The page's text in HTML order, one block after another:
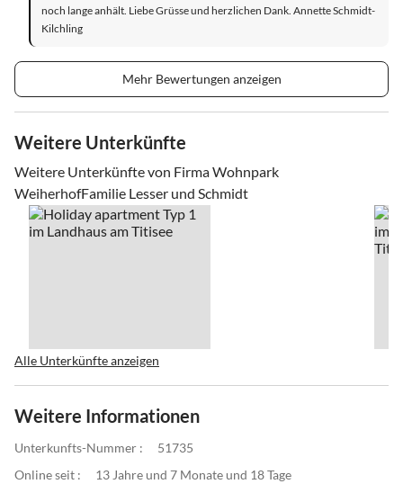
noch lange anhält. Liebe Grüsse und herzlichen Dank. Annette Schmidt-
Kilchling
Mehr Bewertungen anzeigen
Weitere Unterkünfte
Weitere Unterkünfte von Firma Wohnpark
WeiherhofFamilie Lesser und Schmidt
Alle Unterkünfte anzeigen
Weitere Informationen
Unterkunfts-Nummer :
51735
Online seit :
13 Jahre und 7 Monate und 18 Tage